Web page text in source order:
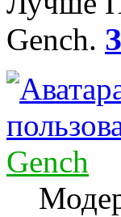
Gench.
Gench